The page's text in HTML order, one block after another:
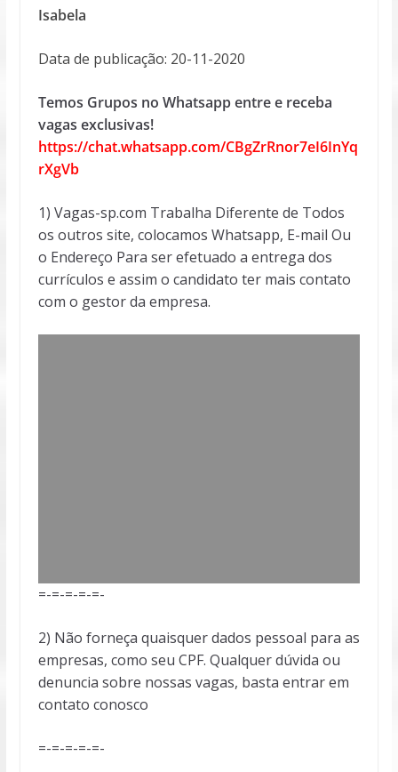
Isabela
Data de publicação: 20-11-2020
Temos Grupos no Whatsapp entre e receba
vagas exclusivas!
https://chat.whatsapp.com/CBgZrRnor7eI6InYq
rXgVb
1) Vagas-sp.com Trabalha Diferente de Todos
os outros site, colocamos Whatsapp, E-mail Ou
o Endereço Para ser efetuado a entrega dos
currículos e assim o candidato ter mais contato
com o gestor da empresa.
=-=-=-=-=-
2) Não forneça quaisquer dados pessoal para as
empresas, como seu CPF. Qualquer dúvida ou
denuncia sobre nossas vagas, basta entrar em
contato conosco
=-=-=-=-=-